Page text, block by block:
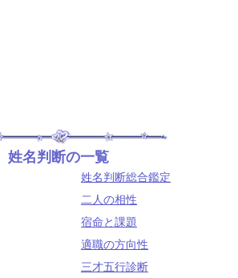
姓名判断の一覧
姓名判断総合鑑定
二人の相性
宿命と課題
適職の方向性
三才五行診断